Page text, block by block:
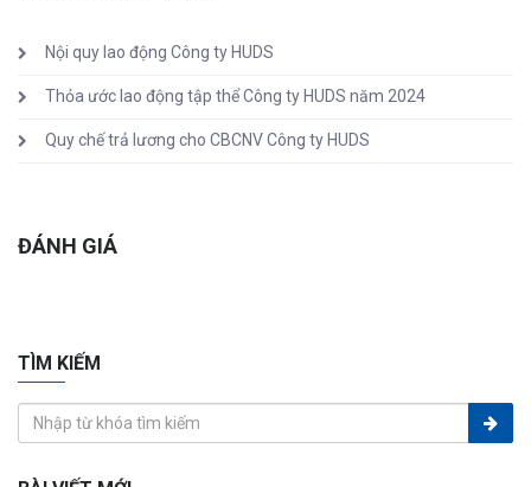
Nội quy lao động Công ty HUDS
Thỏa ước lao động tập thể Công ty HUDS năm 2024
Quy chế trả lương cho CBCNV Công ty HUDS
ĐÁNH GIÁ
TÌM KIẾM